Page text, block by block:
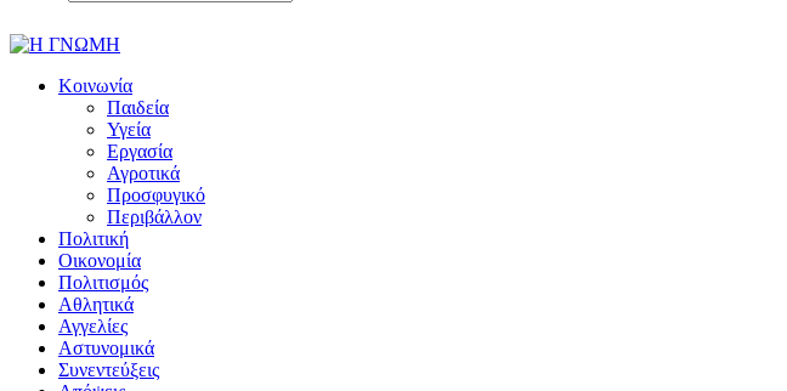
Κοινωνία
Παιδεία
Υγεία
Εργασία
Αγροτικά
Προσφυγικό
Περιβάλλον
Πολιτική
Οικονομία
Πολιτισμός
Αθλητικά
Αγγελίες
Αστυνομικά
Συνεντεύξεις